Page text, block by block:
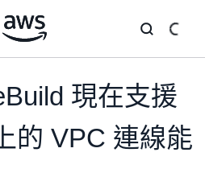
現在支援
的 VPC 連線能